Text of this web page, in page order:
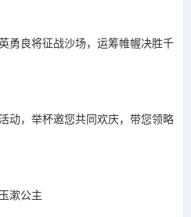
勇良将征战沙场，运筹帷幄决胜千
动，举杯邀您共同欢庆，带您领略
漱公主